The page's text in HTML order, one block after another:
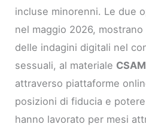
incluse minorenni. Le due
nel maggio 2026,
delle indagini digitali nel
sessuali, al materiale CSAM
attraverso piattaforme
posizioni di fiducia e
hanno lavorato per mesi